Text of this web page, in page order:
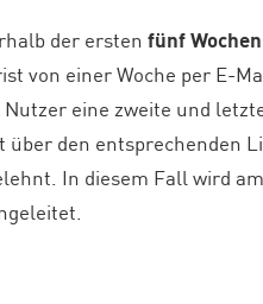
der erstenfünf Wochen
von einer Woche per E-
eine zweite und
über den entsprechenden
In diesem Fall wird